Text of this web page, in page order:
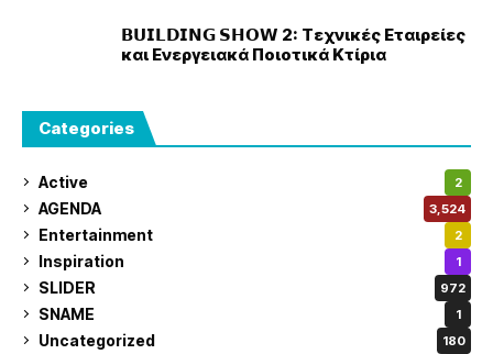
𝗕𝗨𝗜𝗟𝗗𝗜𝗡𝗚 𝗦𝗛𝗢𝗪 2: Τεχνικές Εταιρείες
και Ενεργειακά Ποιοτικά Κτίρια
Categories
Active 2
AGENDA 3,524
Entertainment 2
Inspiration 1
SLIDER 972
SNAME 1
Uncategorized 180